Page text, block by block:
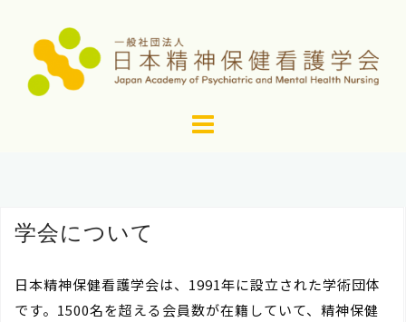
学会について
日本精神保健看護学会は、1991年に設立された学術団体
です。1500名を超える会員数が在籍していて、精神保健